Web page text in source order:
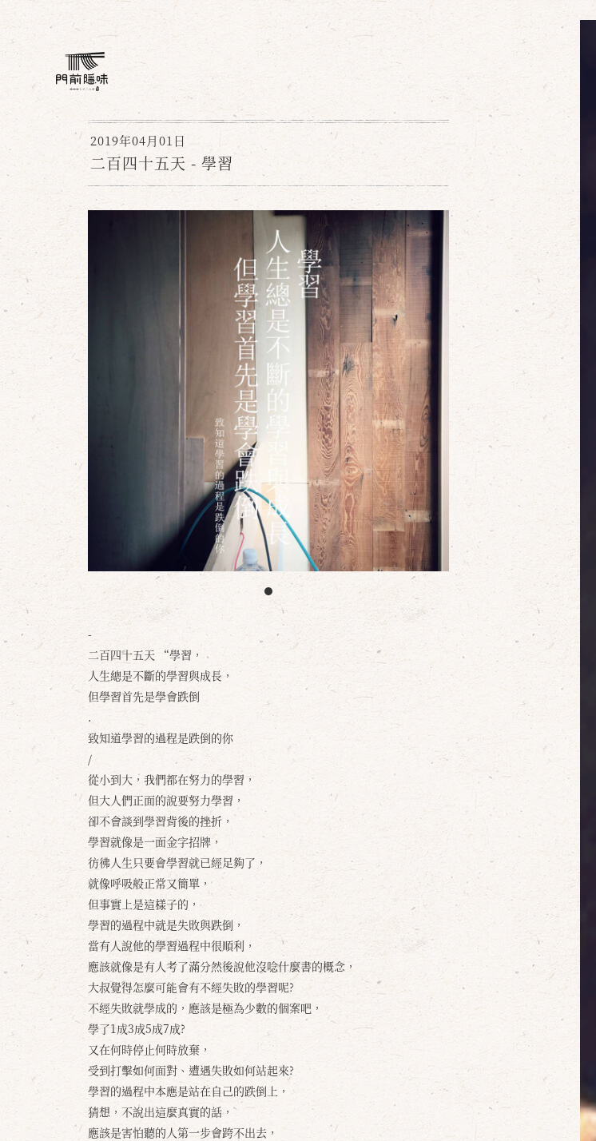
2019年04月01日
二百四十五天 - 學習
-
二百四十五天 “學習，
人生總是不斷的學習與成長，
但學習首先是學會跌倒
.
致知道學習的過程是跌倒的你
/
從小到大，我們都在努力的學習，
但大人們正面的說要努力學習，
卻不會談到學習背後的挫折，
學習就像是一面金字招牌，
彷彿人生只要會學習就已經足夠了，
就像呼吸般正常又簡單，
但事實上是這樣子的，
學習的過程中就是失敗與跌倒，
當有人說他的學習過程中很順利，
應該就像是有人考了滿分然後說他沒唸什麼書的概念，
大叔覺得怎麼可能會有不經失敗的學習呢?
不經失敗就學成的，應該是極為少數的個案吧，
學了1成3成5成7成?
又在何時停止何時放棄，
受到打擊如何面對、遭遇失敗如何站起來?
學習的過程中本應是站在自己的跌倒上，
猜想，不說出這麼真實的話，
應該是害怕聽的人第一步會跨不出去，